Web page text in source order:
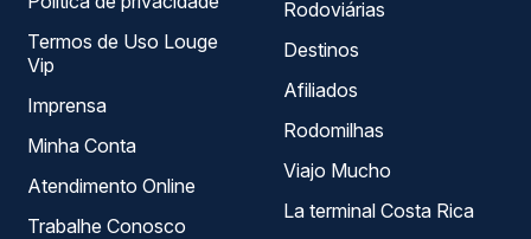
Termos de Uso Louge
Vip
Imprensa
Minha Conta
Atendimento Online
Trabalhe Conosco
Rodoviárias
Destinos
Afiliados
Rodomilhas
Viajo Mucho
La terminal Costa Rica